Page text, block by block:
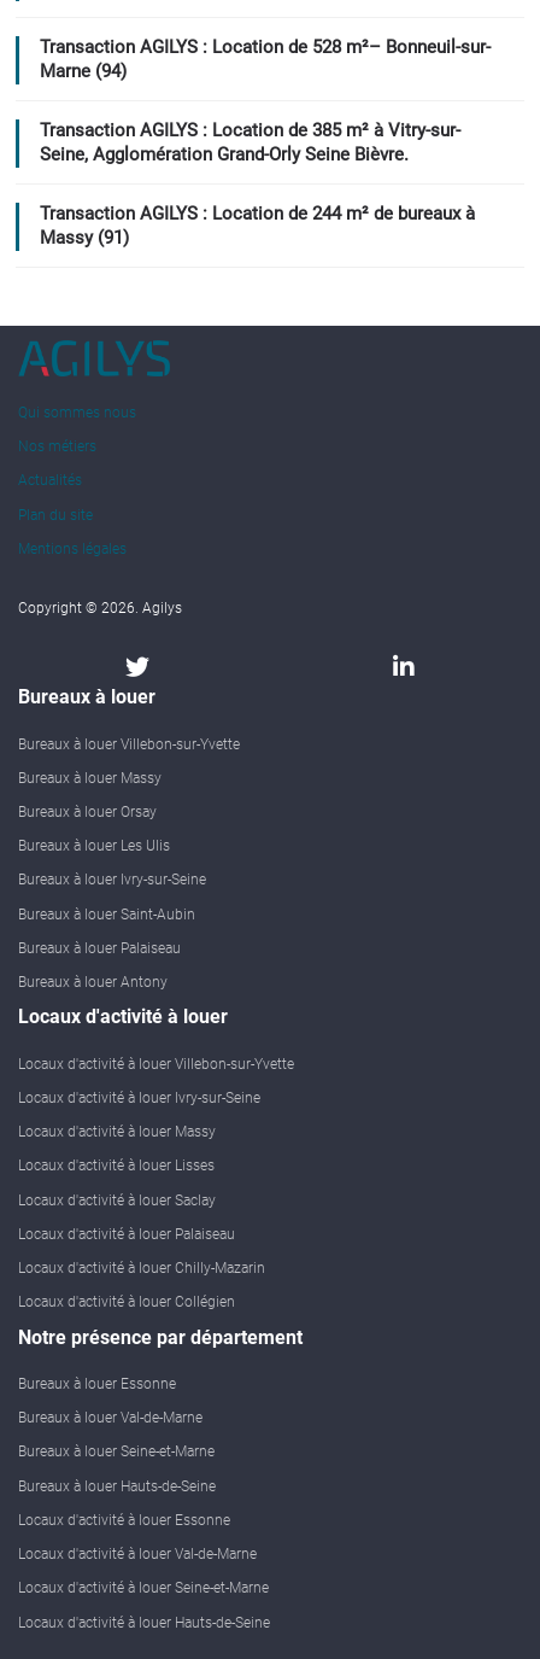
Transaction AGILYS : Location de 528 m²– Bonneuil-sur-
Marne (94)
Transaction AGILYS : Location de 385 m² à Vitry-sur-
Seine, Agglomération Grand-Orly Seine Bièvre.
Transaction AGILYS : Location de 244 m² de bureaux à
Massy (91)
Qui sommes nous
Nos métiers
Actualités
Plan du site
Mentions légales
Copyright © 2026. Agilys
Bureaux à louer
Bureaux à louer Villebon-sur-Yvette
Bureaux à louer Massy
Bureaux à louer Orsay
Bureaux à louer Les Ulis
Bureaux à louer Ivry-sur-Seine
Bureaux à louer Saint-Aubin
Bureaux à louer Palaiseau
Bureaux à louer Antony
Locaux d'activité à louer
Locaux d'activité à louer Villebon-sur-Yvette
Locaux d'activité à louer Ivry-sur-Seine
Locaux d'activité à louer Massy
Locaux d'activité à louer Lisses
Locaux d'activité à louer Saclay
Locaux d'activité à louer Palaiseau
Locaux d'activité à louer Chilly-Mazarin
Locaux d'activité à louer Collégien
Notre présence par département
Bureaux à louer Essonne
Bureaux à louer Val-de-Marne
Bureaux à louer Seine-et-Marne
Bureaux à louer Hauts-de-Seine
Locaux d'activité à louer Essonne
Locaux d'activité à louer Val-de-Marne
Locaux d'activité à louer Seine-et-Marne
Locaux d'activité à louer Hauts-de-Seine